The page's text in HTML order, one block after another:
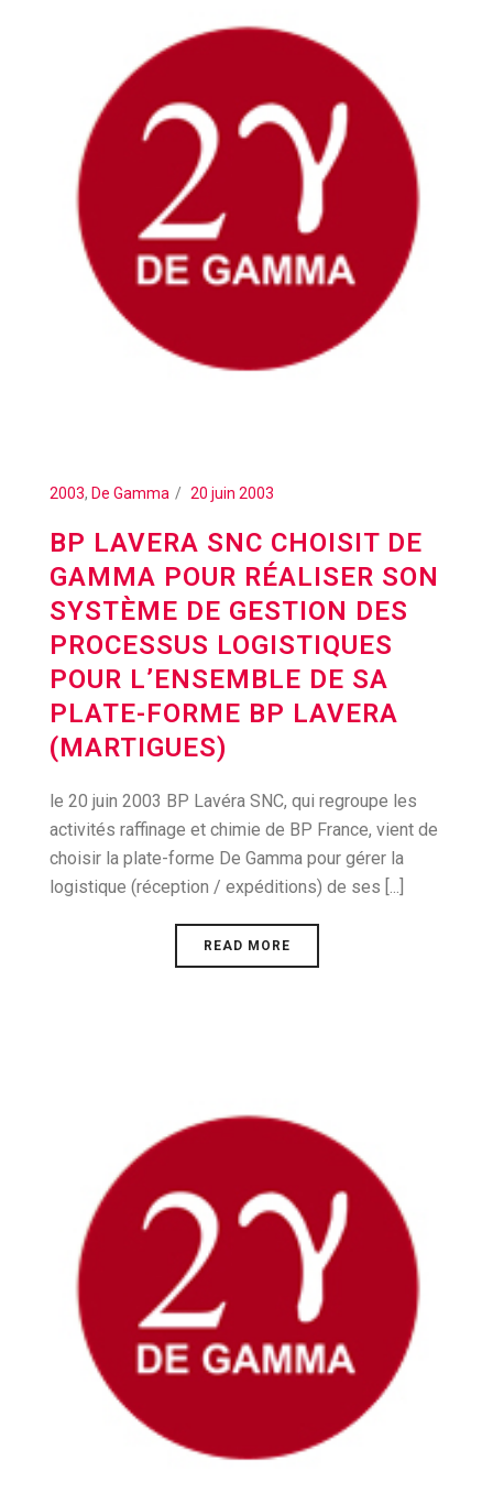
2003, De Gamma 20 juin 2003
BP LAVERA SNC CHOISIT DE
GAMMA POUR RÉALISER SON
SYSTÈME DE GESTION DES
PROCESSUS LOGISTIQUES
POUR L’ENSEMBLE DE SA
PLATE-FORME BP LAVERA
(MARTIGUES)
le 20 juin 2003 BP Lavéra SNC, qui regroupe les
activités raffinage et chimie de BP France, vient de
choisir la plate-forme De Gamma pour gérer la
logistique (réception / expéditions) de ses [...]
READ MORE